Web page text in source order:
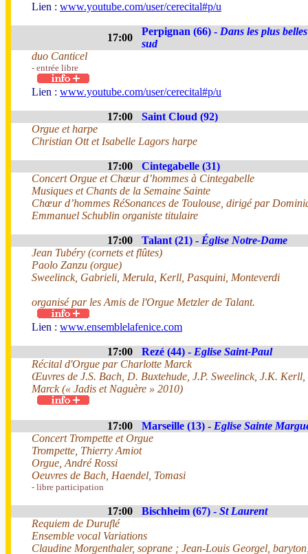
Lien : www.youtube.com/user/cerecital#p/u
17:00
Perpignan (66) - Dans les plus
sud
duo Canticel
- entrée libre
Lien : www.youtube.com/user/cerecital#p/u
17:00
Saint Cloud (92)
Orgue et harpe
Christian Ott et Isabelle Lagors harpe
17:00
Cintegabelle (31)
Concert Orgue et Chœur d’hommes à Cintegabelle
Musiques et Chants de la Semaine Sainte
Chœur d’hommes RéSonances de Toulouse, dirigé par
Emmanuel Schublin organiste titulaire
17:00 Talant (21) - Église Notre-Dame
Jean Tubéry (cornets et flûtes)
Paolo Zanzu (orgue)
Sweelinck, Gabrieli, Merula, Kerll, Pasquini, Monteverdi
organisé par les Amis de l'Orgue Metzler de Talant.
Lien : www.ensemblelafenice.com
17:00 Rezé (44) - Eglise Saint-Paul
Récital d'Orgue par Charlotte Marck
Œuvres de J.S. Bach, D. Buxtehude, J.P. Sweelinck, J.K.
Marck (« Jadis et Naguère » 2010)
17:00 Marseille (13) - Eglise Sainte
Concert Trompette et Orgue
Trompette, Thierry Amiot
Orgue, André Rossi
Oeuvres de Bach, Haendel, Tomasi
- libre participation
17:00 Bischheim (67) - St Laurent
Requiem de Duruflé
Ensemble vocal Variations
Claudine Morgenthaler, soprane ; Jean-Louis Georgel,